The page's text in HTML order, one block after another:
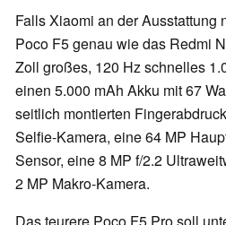
Falls Xiaomi an der Ausstattung
Poco F5 genau wie das Redmi
Zoll großes, 120 Hz schnelles
einen 5.000 mAh Akku mit 67
seitlich montierten
Selfie-Kamera, eine 64 MP
Sensor, eine 8 MP f/2.2
2 MP Makro-Kamera.